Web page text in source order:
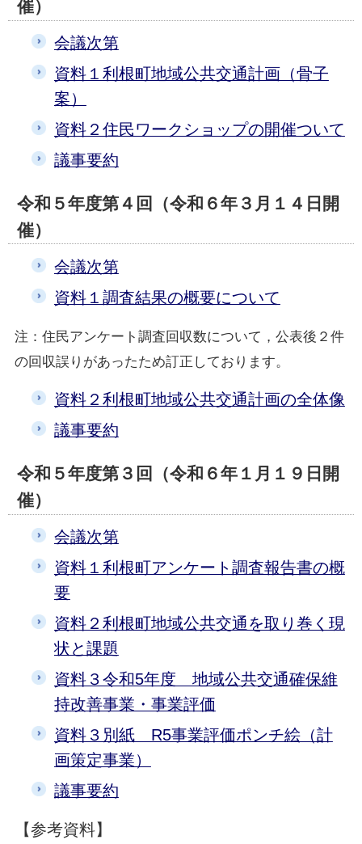
催）
会議次第
資料１利根町地域公共交通計画（骨子
案）
資料２住民ワークショップの開催ついて
議事要約
令和５年度第４回（令和６年３月１４日開
催）
会議次第
資料１調査結果の概要について
注：住民アンケート調査回収数について，公表後２件
の回収誤りがあったため訂正しております。
資料２利根町地域公共交通計画の全体像
議事要約
令和５年度第３回（令和６年１月１９日開
催）
会議次第
資料１利根町アンケート調査報告書の概
要
資料２利根町地域公共交通を取り巻く現
状と課題
資料３令和5年度 地域公共交通確保維
持改善事業・事業評価
資料３別紙 R5事業評価ポンチ絵（計
画策定事業）
議事要約
【参考資料】